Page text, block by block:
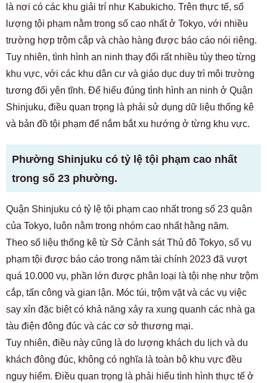
là nơi có các khu giải trí như Kabukicho. Trên thực tế, số
lượng tội phạm nằm trong số cao nhất ở Tokyo, với nhiều
trường hợp trộm cắp và chào hàng được báo cáo nói riêng.
Tuy nhiên, tình hình an ninh thay đổi rất nhiều tùy theo từng
khu vực, với các khu dân cư và giáo dục duy trì môi trường
tương đối yên tĩnh. Để hiểu đúng tình hình an ninh ở Quận
Shinjuku, điều quan trọng là phải sử dụng dữ liệu thống kê
và bản đồ tội phạm để nắm bắt xu hướng ở từng khu vực.
Phường Shinjuku có tỷ lệ tội phạm cao nhất
trong số 23 phường.
Quận Shinjuku có tỷ lệ tội phạm cao nhất trong số 23 quận
của Tokyo, luôn nằm trong nhóm cao nhất hằng năm.
Theo số liệu thống kê từ Sở Cảnh sát Thủ đô Tokyo, số vụ
phạm tội được báo cáo trong năm tài chính 2023 đã vượt
quá 10.000 vụ, phần lớn được phân loại là tội nhẹ như trộm
cắp, tấn công và gian lận. Móc túi, trộm vặt và các vụ việc
say xỉn đặc biệt có khả năng xảy ra xung quanh các nhà ga
tàu điện đông đúc và các cơ sở thương mại.
Tuy nhiên, điều này cũng là do lượng khách du lịch và du
khách đông đúc, không có nghĩa là toàn bộ khu vực đều
nguy hiểm. Điều quan trọng là phải hiểu tình hình thực tế ở